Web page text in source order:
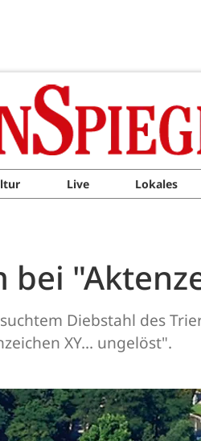
Live Lokales
Diebstahl des
XY... ungelöst".